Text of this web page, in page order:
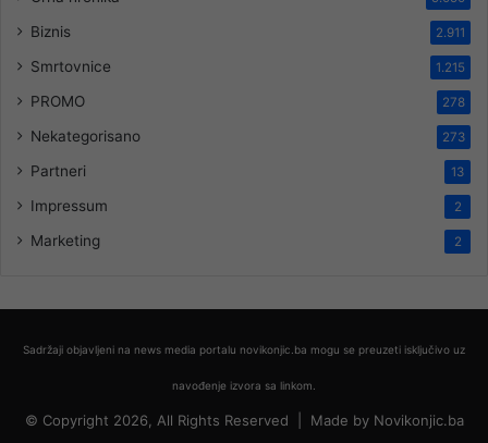
Biznis 2.911
Smrtovnice 1.215
PROMO 278
Nekategorisano 273
Partneri 13
Impressum 2
Marketing 2
Sadržaji objavljeni na news media portalu novikonjic.ba mogu se preuzeti isključivo uz
navođenje izvora sa linkom.
© Copyright 2026, All Rights Reserved | Made by Novikonjic.ba